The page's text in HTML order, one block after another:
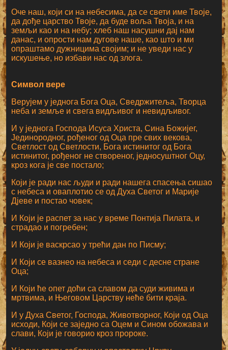
Оче наш, који си на небесима, да се свети име Твоје,
да дође царство Твоје, да буде воља Твоја, и на
земљи као и на небу; хлеб наш насушни дај нам
данас, и опрости нам дугове наше, као што и ми
опраштамо дужницима својим; и не уведи нас у
искушење, но избави нас од злога.
Символ вере
Верујем у једнога Бога Оца, Сведржитеља, Творца
неба и земље и свега видљивог и невидљивог.
И у једнога Господа Исуса Христа, Сина Божијег,
Јединородног, рођеног од Оца пре свих векова,
Светлост од Светлости, Бога истинитог од Бога
истинитог, рођеног не створеног, једносуштног Оцу,
кроз кога је све постало;
Који је ради нас људи и ради нашега спасења сишао
с небеса и оваплотио се од Духа Светог и Марије
Дјеве и постао човек;
И Који је распет за нас у време Понтија Пилата, и
страдао и погребен;
И Који је васкрсао у трећи дан по Писму;
И Који се вазнео на небеса и седи с десне стране
Оца;
И Који ће опет доћи са славом да суди живима и
мртвима, и Његовом Царству неће бити краја.
И у Духа Светог, Господа, Животворног, Који од Оца
исходи, Који се заједно са Оцем и Сином обожава и
слави, Који је говорио кроз пророке.